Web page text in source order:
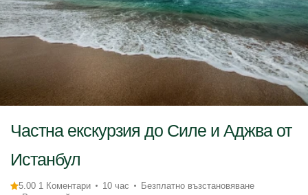
Частна екскурзия до Силе и Аджва от
Истанбул
5.00 1 Коментари 10 час
Безплатно възстановяване